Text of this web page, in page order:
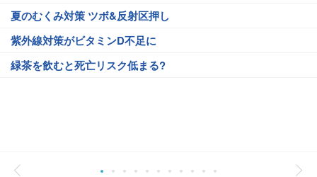
夏のむくみ対策 ツボ&反射区押し
紫外線対策がビタミンD不足に
緑茶を飲むと死亡リスク低まる?